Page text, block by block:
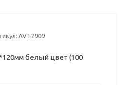
AVT2909
белый цвет (100